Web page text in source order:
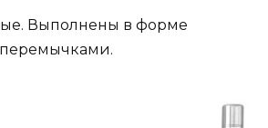
Выполнены в форме